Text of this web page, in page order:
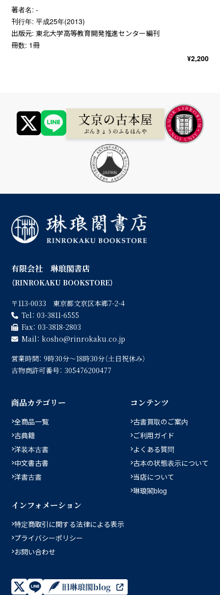
著者名: -
刊行年: 平成25年(2013)
出版元: 東北大学高等教育開発推進センター編刊
冊数: 1冊
¥2,200
有限会社 琳琅閣書店
（RINROKAKU BOOKSTORE）
〒113-0033 東京都文京区本郷7-2-4
Tel： 03-3811-6555
Fax： 03-3818-2803
Mail： kosho
rinrokaku.co.jp
営業時間： 9時30分〜18時30分（土日祝休み）
古物商許可番号： 305476200477
商品カテゴリー
全商品一覧
古典籍
洋装本古書
中文書古書
洋書古書
コンテンツ
古書買取のご案内
ご利用ガイド
よくある質問
古本の状態表示について
当店について
琳琅閣blog
インフォメーション
特定商取引に関する法律による表示
プライバシーポリシー
お問い合わせ